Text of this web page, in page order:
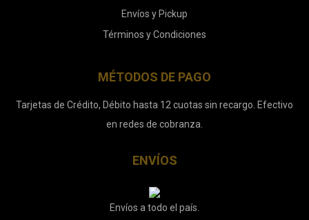
Envíos y Pickup
Términos y Condiciones
MÉTODOS DE PAGO
Tarjetas de Crédito, Débito hasta 12 cuotas sin recargo. Efectivo
en redes de cobranza.
ENVÍOS
Envíos a todo el país.